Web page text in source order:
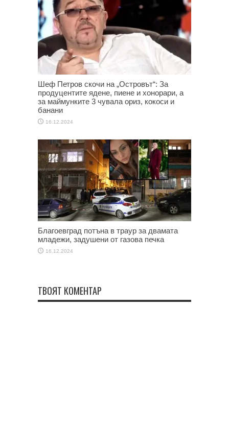
Шеф Петров скочи на „Островът“: За
продуцентите ядене, пиене и хонорари, а
за маймунките 3 чувала ориз, кокоси и
банани
16.12.2024
Благоевград потъна в траур за двамата
младежи, задушени от газова печка
16.12.2024
ТВОЯТ КОМЕНТАР